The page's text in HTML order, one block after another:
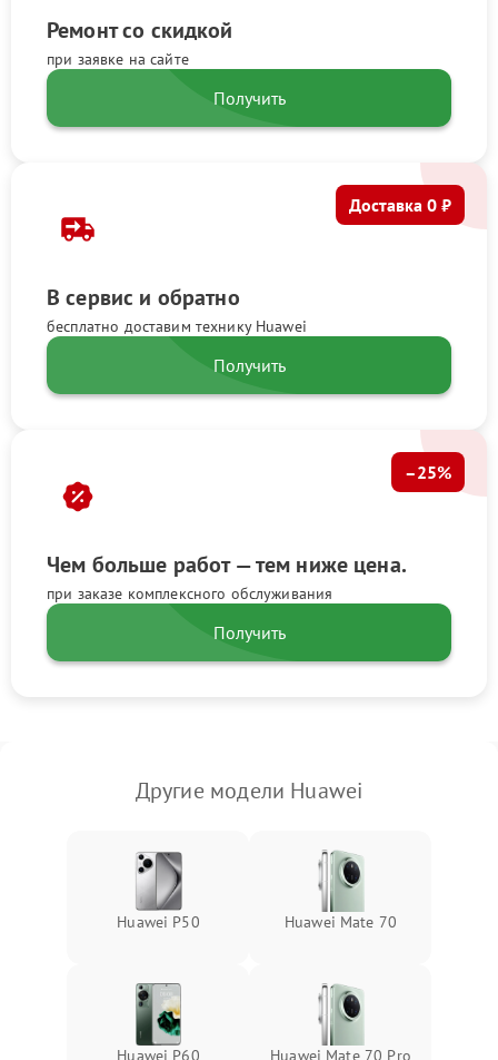
Ремонт со скидкой
при заявке на сайте
Получить
В сервис и обратно
бесплатно доставим технику Huawei
Доставка 0 ₽
Получить
Чем больше работ — тем ниже цена.
при заказе комплексного обслуживания
–25%
Получить
Другие модели Huawei
Huawei P50 Huawei Mate 70
Huawei P60 Huawei Mate 70 Pro